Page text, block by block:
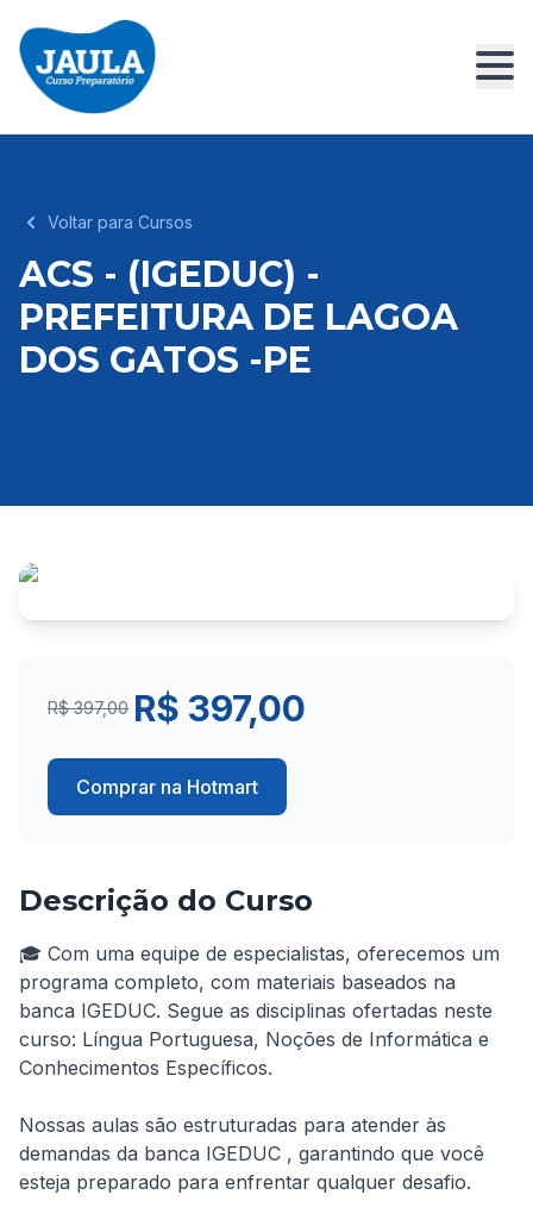
Voltar para Cursos
ACS - (IGEDUC) -
PREFEITURA DE LAGOA
DOS GATOS -PE
R$ 397,00 R$ 397,00
Comprar na Hotmart
Descrição do Curso
🎓 Com uma equipe de especialistas, oferecemos um
programa completo, com materiais baseados na
banca IGEDUC. Segue as disciplinas ofertadas neste
curso: Língua Portuguesa, Noções de Informática e
Conhecimentos Específicos.
Nossas aulas são estruturadas para atender às
demandas da banca IGEDUC , garantindo que você
esteja preparado para enfrentar qualquer desafio.